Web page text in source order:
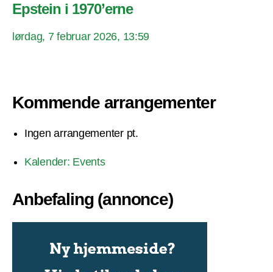
Epstein i 1970’erne
lørdag, 7 februar 2026, 13:59
Kommende arrangementer
Ingen arrangementer pt.
Kalender: Events
Anbefaling (annonce)